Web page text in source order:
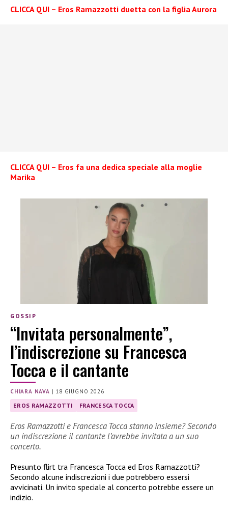
CLICCA QUI – Eros Ramazzotti duetta con la figlia Aurora
CLICCA QUI – Eros fa una dedica speciale alla moglie
Marika
GOSSIP
“Invitata personalmente”,
l’indiscrezione su Francesca
Tocca e il cantante
CHIARA NAVA | 18 GIUGNO 2026
EROS RAMAZZOTTI FRANCESCA TOCCA
Eros Ramazzotti e Francesca Tocca stanno insieme? Secondo
un indiscrezione il cantante l’avrebbe invitata a un suo
concerto.
Presunto flirt tra Francesca Tocca ed Eros Ramazzotti?
Secondo alcune indiscrezioni i due potrebbero essersi
avvicinati. Un invito speciale al concerto potrebbe essere un
indizio.